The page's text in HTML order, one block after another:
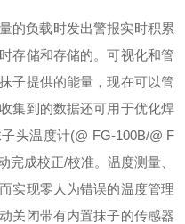
的负载时发出警报实时积累
存储和存储的。可视化和管
子提供的能量，现在可以管
集到的数据还可用于优化焊
头温度计(@ FG-100B/@ F
完成校正/校准。温度测量、
实现零人为错误的温度管理
关闭带有内置抹子的传感器